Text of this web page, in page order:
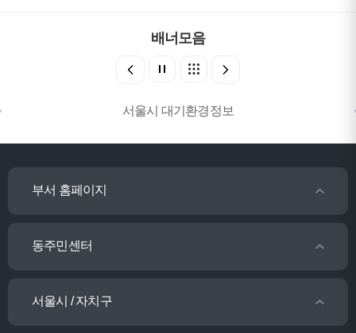
배너모음
서울시 대기환경정보
부서 홈페이지
동주민센터
서울시 / 자치구